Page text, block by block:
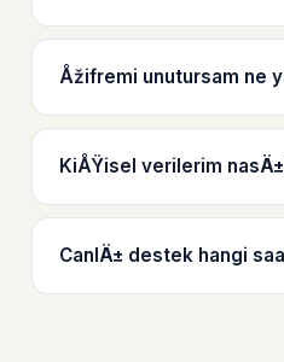
Åžifremi unutursam ne
KiÅŸisel verilerim
CanlÄ± destek hangi